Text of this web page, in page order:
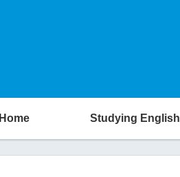
Home Studying English